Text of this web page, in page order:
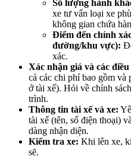
Số lượng hành
xe tư vấn loại xe
không gian chứa
Điểm đến chính
đường/khu vực):
xác.
Xác nhận giá và các
cả các chi phí bao gồm và
ở tài xế). Hỏi về chính
trình.
Thông tin tài xế và xe:
tài xế (tên, số điện thoại)
dàng nhận diện.
Kiểm tra xe: Khi lên xe,
sẽ.